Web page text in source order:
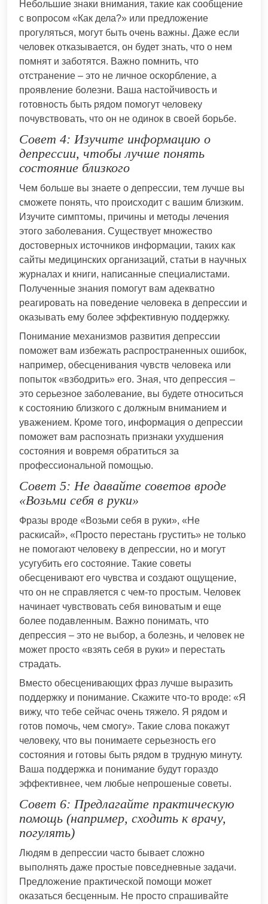
Небольшие знаки внимания, такие как сообщение
с вопросом «Как дела?» или предложение
прогуляться, могут быть очень важны. Даже если
человек отказывается, он будет знать, что о нем
помнят и заботятся. Важно помнить, что
отстранение – это не личное оскорбление, а
проявление болезни. Ваша настойчивость и
готовность быть рядом помогут человеку
почувствовать, что он не одинок в своей борьбе.
Совет 4: Изучите информацию о
депрессии, чтобы лучше понять
состояние близкого
Чем больше вы знаете о депрессии, тем лучше вы
сможете понять, что происходит с вашим близким.
Изучите симптомы, причины и методы лечения
этого заболевания. Существует множество
достоверных источников информации, таких как
сайты медицинских организаций, статьи в научных
журналах и книги, написанные специалистами.
Полученные знания помогут вам адекватно
реагировать на поведение человека в депрессии и
оказывать ему более эффективную поддержку.
Понимание механизмов развития депрессии
поможет вам избежать распространенных ошибок,
например, обесценивания чувств человека или
попыток «взбодрить» его. Зная, что депрессия –
это серьезное заболевание, вы будете относиться
к состоянию близкого с должным вниманием и
уважением. Кроме того, информация о депрессии
поможет вам распознать признаки ухудшения
состояния и вовремя обратиться за
профессиональной помощью.
Совет 5: Не давайте советов вроде
«Возьми себя в руки»
Фразы вроде «Возьми себя в руки», «Не
раскисай», «Просто перестань грустить» не только
не помогают человеку в депрессии, но и могут
усугубить его состояние. Такие советы
обесценивают его чувства и создают ощущение,
что он не справляется с чем-то простым. Человек
начинает чувствовать себя виноватым и еще
более подавленным. Важно понимать, что
депрессия – это не выбор, а болезнь, и человек не
может просто «взять себя в руки» и перестать
страдать.
Вместо обесценивающих фраз лучше выразить
поддержку и понимание. Скажите что-то вроде: «Я
вижу, что тебе сейчас очень тяжело. Я рядом и
готов помочь, чем смогу». Такие слова покажут
человеку, что вы понимаете серьезность его
состояния и готовы быть рядом в трудную минуту.
Ваша поддержка и понимание будут гораздо
эффективнее, чем любые непрошеные советы.
Совет 6: Предлагайте практическую
помощь (например, сходить к врачу,
погулять)
Людям в депрессии часто бывает сложно
выполнять даже простые повседневные задачи.
Предложение практической помощи может
оказаться бесценным. Не просто спрашивайте